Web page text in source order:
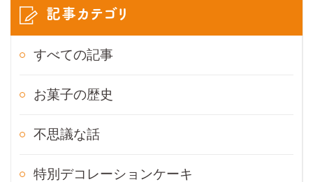
記事カテゴリ
すべての記事
お菓子の歴史
不思議な話
特別デコレーションケーキ